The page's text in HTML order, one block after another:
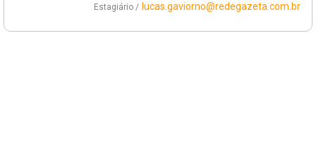
Estagiário / lucas.gaviorno@redegazeta.com.br